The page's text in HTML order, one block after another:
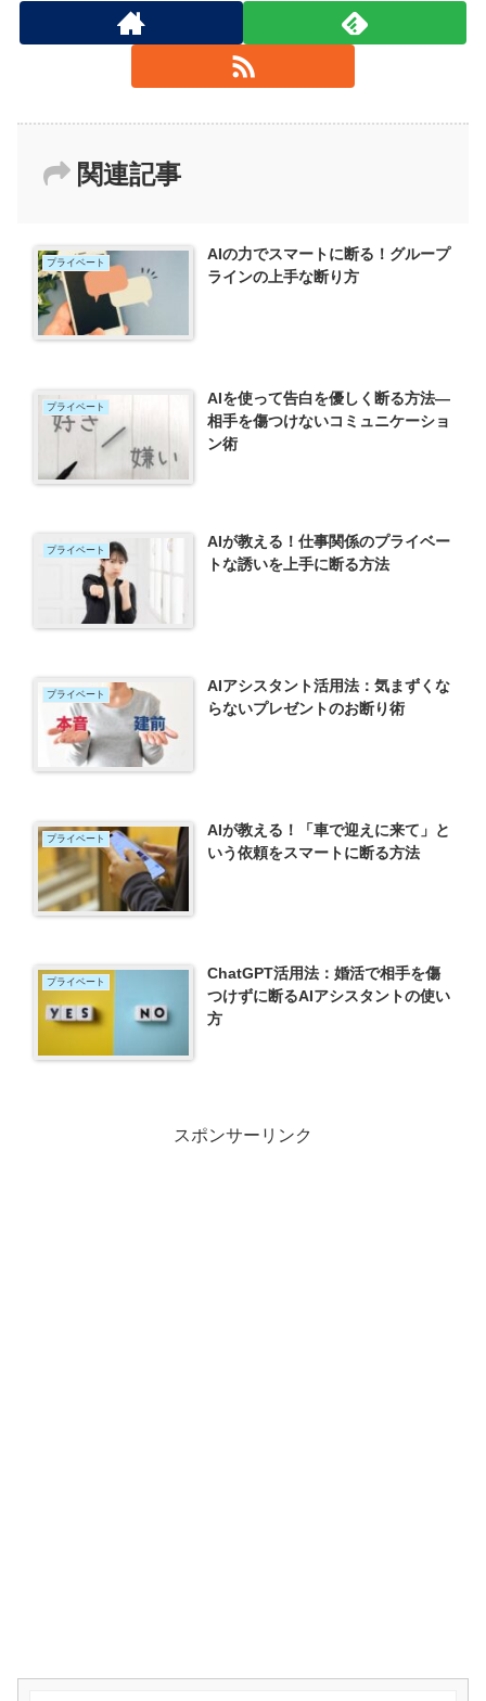
関連記事
プライベート
AIの力でスマートに断る！グループ
ラインの上手な断り方
プライベート
AIを使って告白を優しく断る方法—
相手を傷つけないコミュニケーショ
ン術
プライベート
AIが教える！仕事関係のプライベー
トな誘いを上手に断る方法
プライベート
AIアシスタント活用法：気まずくな
らないプレゼントのお断り術
プライベート
AIが教える！「車で迎えに来て」と
いう依頼をスマートに断る方法
プライベート
ChatGPT活用法：婚活で相手を傷
つけずに断るAIアシスタントの使い
方
スポンサーリンク